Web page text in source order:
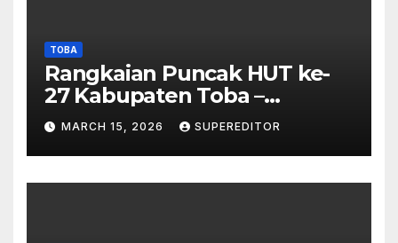
TOBA
Rangkaian Puncak HUT ke-
27 Kabupaten Toba –
Panjatkan Doa Untuk
Kesejahteraan
MARCH 15, 2026 SUPEREDITOR